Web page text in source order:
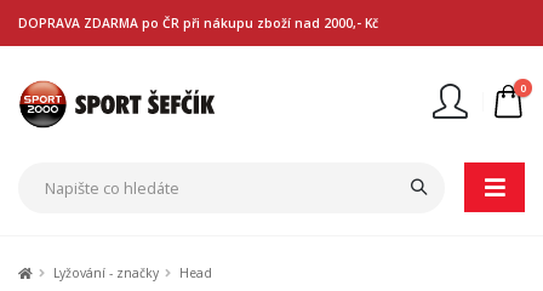
DOPRAVA ZDARMA po ČR při nákupu zboží nad 2000,- Kč
0
Lyžování - značky
Head